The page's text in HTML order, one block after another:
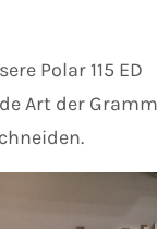
Polar 115 ED
Art der